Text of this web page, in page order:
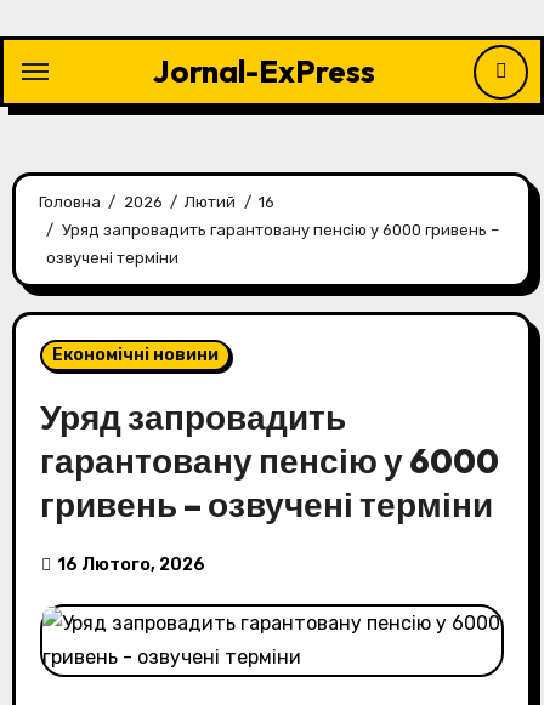
контенту
Jornal-ExPress
Головна 2026 Лютий
16
Уряд запровадить гарантовану пенсію у 6000 гривень –
озвучені терміни
Економічні новини
Уряд запровадить
гарантовану пенсію у 6000
гривень – озвучені терміни
16 Лютого, 2026